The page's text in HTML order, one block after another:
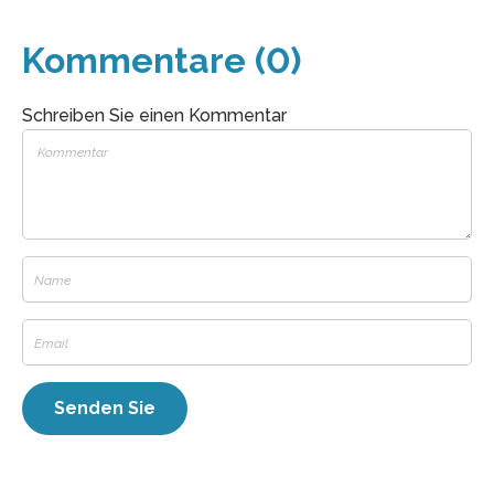
Kommentare (0)
Schreiben Sie einen Kommentar